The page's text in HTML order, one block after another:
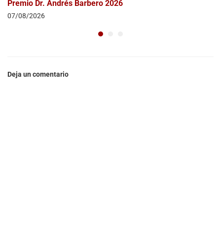
Premio Dr. Andrés Barbero 2026
07/08/2026
Deja un comentario